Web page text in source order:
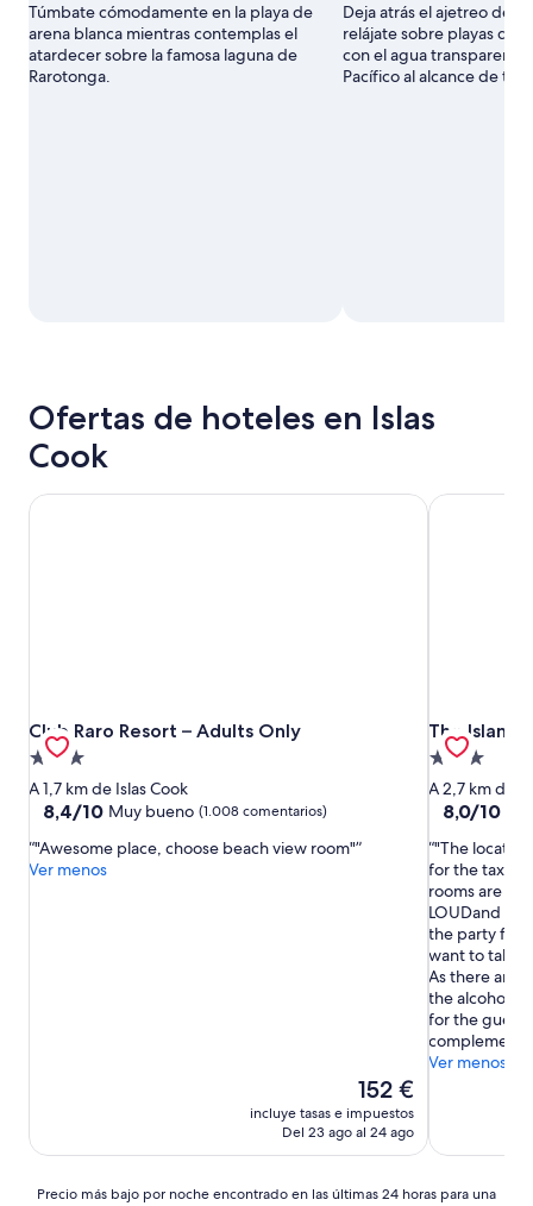
Túmbate cómodamente en la playa de
arena blanca mientras contemplas el
atardecer sobre la famosa laguna de
Rarotonga.
Deja atrás el ajetreo del
relájate sobre playas de
con el agua transparente
Pacífico al alcance de tu
Ofertas de hoteles en Islas
Cook
Club Raro Resort – Adults Only
Club Raro Resort – Adults Only
Alojamiento
de
3.0 estrellas
A 1,7 km de Islas Cook
8.4
10,
Muy
8,4/10 Muy bueno (1.008 comentarios)
"Awesome place, choose beach view room"
Ver menos
El
precio
actual
152 €
152 €
incluye tasas e impuestos
Del 23 ago al 24 ago
Club Raro Resort – Adults Only
The
The
Alojamiento
de
3.0 estrellas
A 2,7 km de
8.0
10,
Muy
bueno,
(627
8,0/10
"The
for the
rooms are
LOUDand
the party
want to take
As there are
the alcohol is
for the
Ver menos
The
Precio
Precio más bajo por noche encontrado en las últimas 24 horas para una